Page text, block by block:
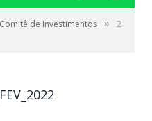
de Investimentos »
2